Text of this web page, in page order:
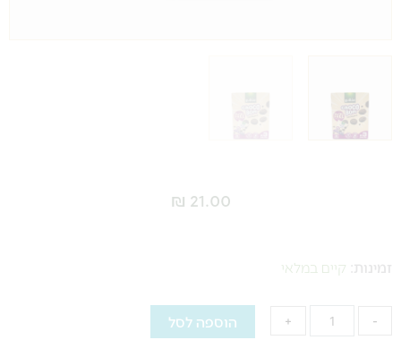
₪ 21.00
זמינות: קיים במלאי
-
עוגיות
צ'יפס
+ הוספה לסל